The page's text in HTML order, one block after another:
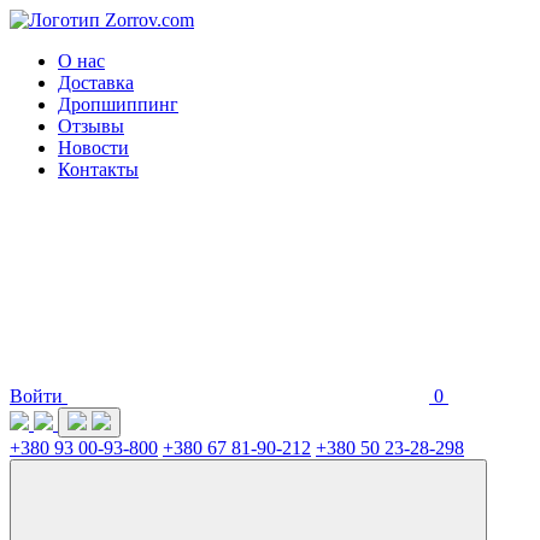
О нас
Доставка
Дропшиппинг
Отзывы
Новости
Контакты
Войти 0
+380 93 00-93-800 +380 67 81-90-212 +380 50 23-28-298